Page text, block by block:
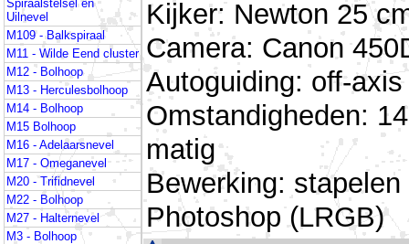
Spiraalstelsel en
Uilnevel
M109 - Balkspiraal
M11 - Wilde Eend cluster
M12 - Bolhoop
M13 - Herculesbolhoop
M14 - Bolhoop
M15 Bolhoop
M16 - Adelaarsnevel
M17 - Omeganevel
M20 - Trifidnevel
M22 - Bolhoop
M27 - Halternevel
M3 - Bolhoop
Kijker: Newton 25
Camera: Canon
Autoguiding: off-
Omstandigheden:
matig
Bewerking:
Photoshop (LRGB)